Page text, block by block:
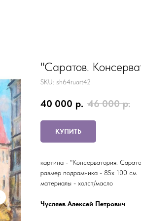
"Саратов.
SKU: sh64ruart42
40 000 р. 46 000 р.
КУПИТЬ
картина - "Консерватория.
размер подрамника - 85x 100 см
материалы - холст/масло
Чусляев Алексей Петрович